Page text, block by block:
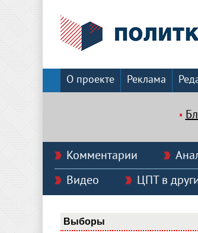
О проекте Реклама
Комментарии
Видео
ЦПТ в
Выборы